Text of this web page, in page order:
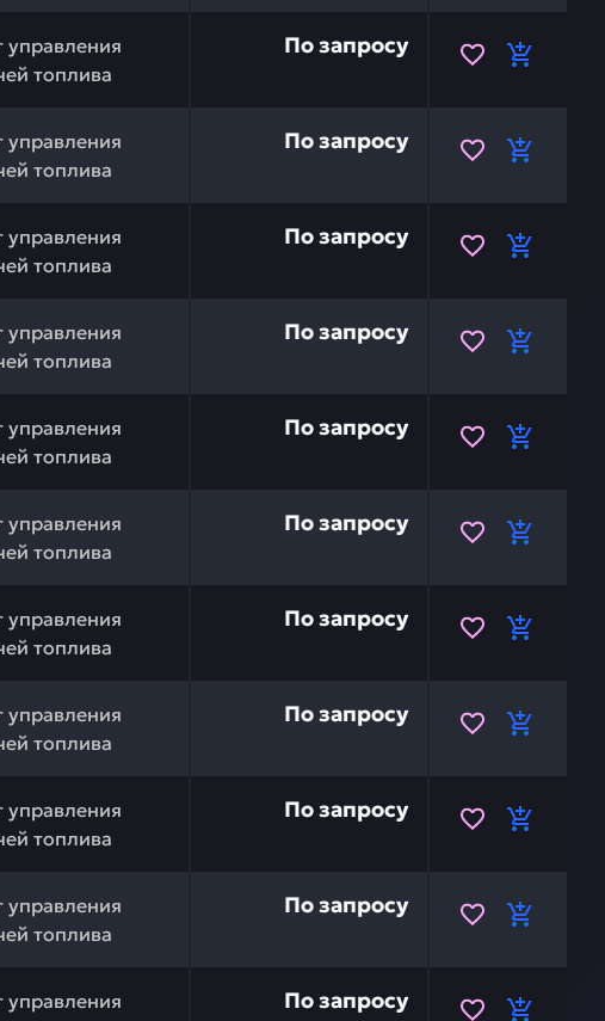
управления
топлива
двигателя KOMATSU 154-43-X6120 — это
По запросу
управления
топлива
двигателя KOMATSU 154-43-X6110 — это
По запросу
управления
топлива
KOMATSU 154-43-44190 — это инвестиция в
По запросу
управления
топлива
154-43-44170 — это инвестиция в
По запросу
управления
топлива
154-43-44162 — это инвестиция в бесперебойную
По запросу
управления
топлива
154-43-44161 — это инвестиция в бесперебойную
По запросу
управления
топлива
KOMATSU 154-43-44150 — это инвестиция в
По запросу
управления
топлива
154-43-44130 — это инвестиция в
По запросу
управления
топлива
04245-41045 — это инвестиция в бесперебойную
По запросу
управления
топлива
вставка) KOMATSU 195-43-42280 — это
По запросу
управления
(вертлюг) KOMATSU 178-43-12180 — это
По запросу